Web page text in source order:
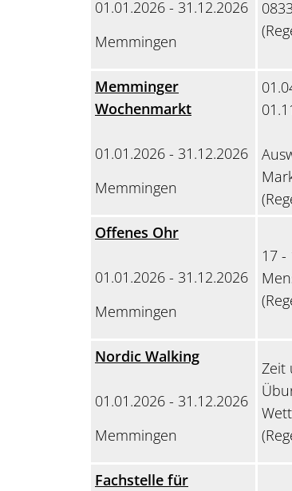
01.01.2026 - 31.12.2026
Memmingen
Memminger
Wochenmarkt
01.01.2026 - 31.12.2026
Memmingen
Offenes Ohr
01.01.2026 - 31.12.2026
Memmingen
17
Nordic Walking
01.01.2026 - 31.12.2026
Memmingen
Zeit
Fachstelle für